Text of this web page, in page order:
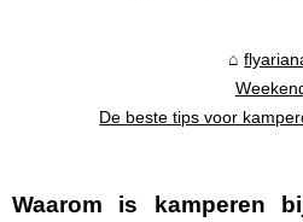
De beste tips voor
Waarom is kamperen